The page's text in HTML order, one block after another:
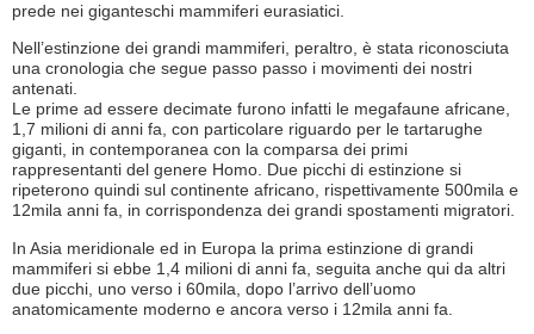
prede nei giganteschi mammiferi eurasiatici.
Nell’estinzione dei grandi mammiferi, peraltro, è stata riconosciuta
una cronologia che segue passo passo i movimenti dei nostri
antenati.
Le prime ad essere decimate furono infatti le megafaune africane,
1,7 milioni di anni fa, con particolare riguardo per le tartarughe
giganti, in contemporanea con la comparsa dei primi
rappresentanti del genere Homo. Due picchi di estinzione si
ripeterono quindi sul continente africano, rispettivamente 500mila e
12mila anni fa, in corrispondenza dei grandi spostamenti migratori.
In Asia meridionale ed in Europa la prima estinzione di grandi
mammiferi si ebbe 1,4 milioni di anni fa, seguita anche qui da altri
due picchi, uno verso i 60mila, dopo l’arrivo dell’uomo
anatomicamente moderno e ancora verso i 12mila anni fa.